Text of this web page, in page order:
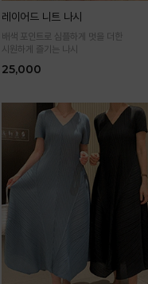
레이어드 니트 나시
배색 포인트로 심플하게 멋을 더한
시원하게 즐기는 나시
25,000